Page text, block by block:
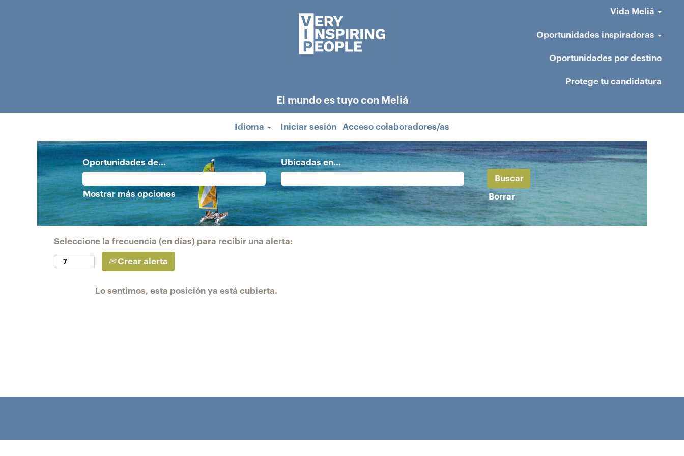
Vida Meliá
Oportunidades inspiradoras
Oportunidades por destino
Protege tu candidatura
El mundo es tuyo con Meliá
Idioma Iniciar sesión Acceso colaboradores/as
Oportunidades de... Ubicadas en...
Mostrar más opciones Borrar
Seleccione la frecuencia (en días) para recibir una alerta:
Crear alerta
Lo sentimos, esta posición ya está cubierta.